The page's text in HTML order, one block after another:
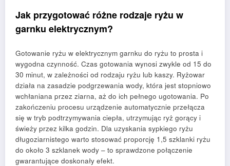
Jak przygotować różne rodzaje ryżu w
garnku elektrycznym?
Gotowanie ryżu w elektrycznym garnku do ryżu to prosta i
wygodna czynność. Czas gotowania wynosi zwykle od 15 do
30 minut, w zależności od rodzaju ryżu lub kaszy. Ryżowar
działa na zasadzie podgrzewania wody, która jest stopniowo
wchłaniana przez ziarna, aż do ich pełnego ugotowania. Po
zakończeniu procesu urządzenie automatycznie przełącza
się w tryb podtrzymywania ciepła, utrzymując ryż gorący i
świeży przez kilka godzin. Dla uzyskania sypkiego ryżu
długoziarnistego warto stosować proporcję 1,5 szklanki ryżu
do około 3 szklanek wody – to sprawdzone połączenie
gwarantujące doskonały efekt.